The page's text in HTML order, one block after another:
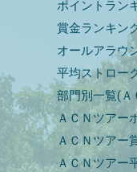
ポイントラン
賞金ランキン
オールアラウ
平均ストロー
部門別一覧(Ａ
ＡＣＮツアー
ＡＣＮツアー
ＡＣＮツアー